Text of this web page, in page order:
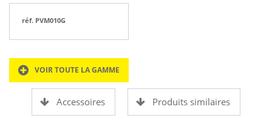
réf. PVM010G
VOIR TOUTE LA GAMME
Accessoires Produits similaires